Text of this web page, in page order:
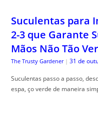
Suculentas para
2-3 que Garante
Mãos Não Tão
The Trusty Gardener | 31 de
Suculentas passo a passo,
espa, ço verde de maneira